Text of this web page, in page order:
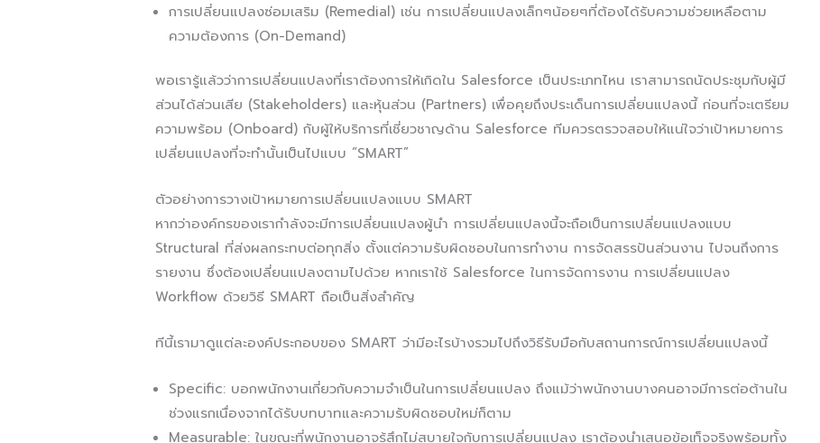
การเปลี่ยนแปลงซ่อมเสริม (Remedial) เช่น การเปลี่ยนแปลงเล็กๆน้อยๆที่ต้องได้รับความช่วยเหลือตาม
ความต้องการ (On-Demand)
พอเรารู้แล้วว่าการเปลี่ยนแปลงที่เราต้องการให้เกิดใน Salesforce เป็นประเภทไหน เราสามารถนัดประชุมกับผู้มี
ส่วนได้ส่วนเสีย (Stakeholders) และหุ้นส่วน (Partners) เพื่อคุยถึงประเด็นการเปลี่ยนแปลงนี้ ก่อนที่จะเตรียม
ความพร้อม (Onboard) กับผู้ให้บริการที่เชี่ยวชาญด้าน Salesforce ทีมควรตรวจสอบให้แน่ใจว่าเป้าหมายการ
เปลี่ยนแปลงที่จะทำนั้นเป็นไปแบบ “SMART”
ตัวอย่างการวางเป้าหมายการเปลี่ยนแปลงแบบ SMART
หากว่าองค์กรของเรากำลังจะมีการเปลี่ยนแปลงผู้นำ การเปลี่ยนแปลงนี้จะถือเป็นการเปลี่ยนแปลงแบบ
Structural ที่ส่งผลกระทบต่อทุกสิ่ง ตั้งแต่ความรับผิดชอบในการทำงาน การจัดสรรปันส่วนงาน ไปจนถึงการ
รายงาน ซึ่งต้องเปลี่ยนแปลงตามไปด้วย หากเราใช้ Salesforce ในการจัดการงาน การเปลี่ยนแปลง
Workflow ด้วยวิธี SMART ถือเป็นสิ่งสำคัญ
ทีนี้เรามาดูแต่ละองค์ประกอบของ SMART ว่ามีอะไรบ้างรวมไปถึงวิธีรับมือกับสถานการณ์การเปลี่ยนแปลงนี้
Specific: บอกพนักงานเกี่ยวกับความจำเป็นในการเปลี่ยนแปลง ถึงแม้ว่าพนักงานบางคนอาจมีการต่อต้านใน
ช่วงแรกเนื่องจากได้รับบทบาทและความรับผิดชอบใหม่ก็ตาม
Measurable: ในขณะที่พนักงานอาจรู้สึกไม่สบายใจกับการเปลี่ยนแปลง เราต้องนำเสนอข้อเท็จจริงพร้อมทั้ง